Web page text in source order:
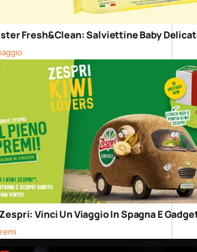
Fresh&Clean: Salviettine Baby
Vinci Un Viaggio In Spagna E